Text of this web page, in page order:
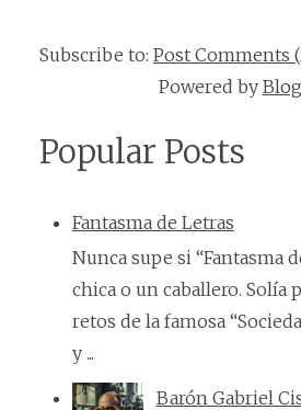
Subscribe to: Post Comments
Powered by
Popular Posts
Fantasma de Letras
Nunca supe si “Fantasma
chica o un caballero. Solía
retos de la famosa
y ...
Barón Gabriel